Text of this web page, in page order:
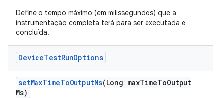
Define o tempo máximo (em milissegundos) que a
instrumentação completa terá para ser executada e
concluída.
DeviceTestRunOptions
setMaxTimeToOutputMs(Long maxTimeToOutput
Ms)